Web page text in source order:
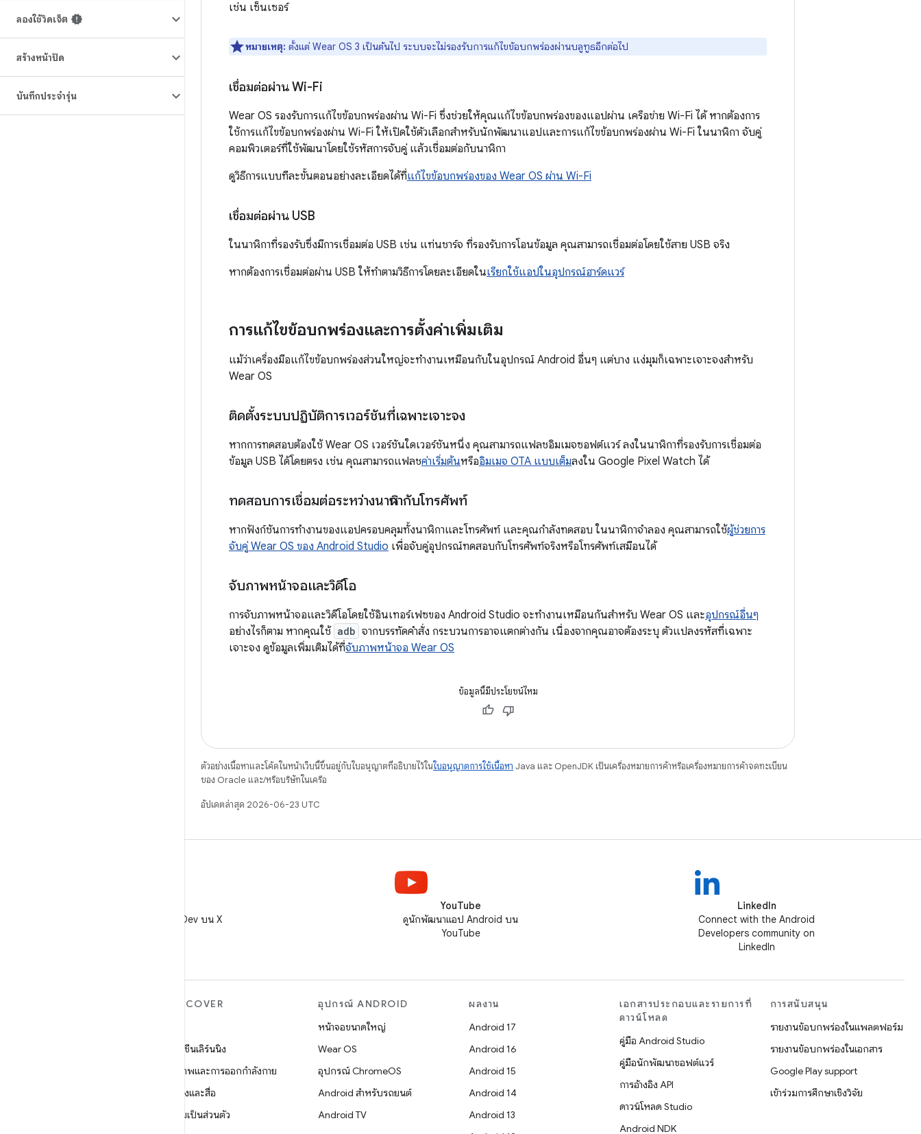
ลองใช้วิดเจ็ต
สร้างหน้าปัด
บันทึกประจำรุ่น
เช่น เซ็นเซอร์
หมายเหตุ: ตั้งแต่ Wear OS 3 เป็นต้นไป ระบบจะไม่รองรับการแก้ไขข้อบกพร่องผ่านบลูทูธอีกต่อไป
เชื่อมต่อผ่าน Wi-Fi
Wear OS รองรับการแก้ไขข้อบกพร่องผ่าน Wi-Fi ซึ่งช่วยให้คุณแก้ไขข้อบกพร่องของแอปผ่าน เครือข่าย Wi-Fi ได้ หากต้องการ
ใช้การแก้ไขข้อบกพร่องผ่าน Wi-Fi ให้เปิดใช้ตัวเลือกสำหรับนักพัฒนาแอปและการแก้ไขข้อบกพร่องผ่าน Wi-Fi ในนาฬิกา จับคู่
คอมพิวเตอร์ที่ใช้พัฒนาโดยใช้รหัสการจับคู่ แล้วเชื่อมต่อกับนาฬิกา
ดูวิธีการแบบทีละขั้นตอนอย่างละเอียดได้ที่แก้ไขข้อบกพร่องของ Wear OS ผ่าน Wi-Fi
เชื่อมต่อผ่าน USB
ในนาฬิกาที่รองรับซึ่งมีการเชื่อมต่อ USB เช่น แท่นชาร์จ ที่รองรับการโอนข้อมูล คุณสามารถเชื่อมต่อโดยใช้สาย USB จริง
หากต้องการเชื่อมต่อผ่าน USB ให้ทำตามวิธีการโดยละเอียดในเรียกใช้แอปในอุปกรณ์ฮาร์ดแวร์
การแก้ไขข้อบกพร่องและการตั้งค่าเพิ่มเติม
แม้ว่าเครื่องมือแก้ไขข้อบกพร่องส่วนใหญ่จะทำงานเหมือนกับในอุปกรณ์ Android อื่นๆ แต่บาง แง่มุมก็เฉพาะเจาะจงสำหรับ
Wear OS
ติดตั้งระบบปฏิบัติการเวอร์ชันที่เฉพาะเจาะจง
หากการทดสอบต้องใช้ Wear OS เวอร์ชันใดเวอร์ชันหนึ่ง คุณสามารถแฟลชอิมเมจซอฟต์แวร์ ลงในนาฬิกาที่รองรับการเชื่อมต่อ
ข้อมูล USB ได้โดยตรง เช่น คุณสามารถแฟลชค่าเริ่มต้นหรืออิมเมจ OTA แบบเต็มลงใน Google Pixel Watch ได้
ทดสอบการเชื่อมต่อระหว่างนาฬิกากับโทรศัพท์
หากฟังก์ชันการทำงานของแอปครอบคลุมทั้งนาฬิกาและโทรศัพท์ และคุณกำลังทดสอบ ในนาฬิกาจำลอง คุณสามารถใช้ผู้ช่วยการ
จับคู่ Wear OS ของ Android Studio เพื่อจับคู่อุปกรณ์ทดสอบกับโทรศัพท์จริงหรือโทรศัพท์เสมือนได้
จับภาพหน้าจอและวิดีโอ
การจับภาพหน้าจอและวิดีโอโดยใช้อินเทอร์เฟซของ Android Studio จะทำงานเหมือนกันสำหรับ Wear OS และอุปกรณ์อื่นๆ
อย่างไรก็ตาม หากคุณใช้ adb จากบรรทัดคำสั่ง กระบวนการอาจแตกต่างกัน เนื่องจากคุณอาจต้องระบุ ตัวแปลงรหัสที่เฉพาะ
เจาะจง ดูข้อมูลเพิ่มเติมได้ที่จับภาพหน้าจอ Wear OS
ข้อมูลนี้มีประโยชน์ไหม
ตัวอย่างเนื้อหาและโค้ดในหน้าเว็บนี้ขึ้นอยู่กับใบอนุญาตที่อธิบายไว้ในใบอนุญาตการใช้เนื้อหา Java และ OpenJDK เป็นเครื่องหมายการค้าหรือเครื่องหมายการค้าจดทะเบียน
ของ Oracle และ/หรือบริษัทในเครือ
อัปเดตล่าสุด 2026-06-23 UTC
ติดตาม @AndroidDev บน X
YouTube
ดูนักพัฒนาแอป Android บน
YouTube
LinkedIn
Connect with the Android
Developers community on
LinkedIn
DISCOVER
แมชชีนเลิร์นนิง
สุขภาพและการออกกำลังกาย
กล้องและสื่อ
ความเป็นส่วนตัว
อุปกรณ์ ANDROID
หน้าจอขนาดใหญ่
Wear OS
อุปกรณ์ ChromeOS
Android สำหรับรถยนต์
Android TV
ผลงาน
Android 17
Android 16
Android 15
Android 14
Android 13
เอกสารประกอบและรายการที่
ดาวน์โหลด
คู่มือ Android Studio
คู่มือนักพัฒนาซอฟต์แวร์
การอ้างอิง API
ดาวน์โหลด Studio
Android NDK
การสนับสนุน
รายงานข้อบกพร่องในแพลตฟอร์ม
รายงานข้อบกพร่องในเอกสาร
Google Play support
เข้าร่วมการศึกษาเชิงวิจัย